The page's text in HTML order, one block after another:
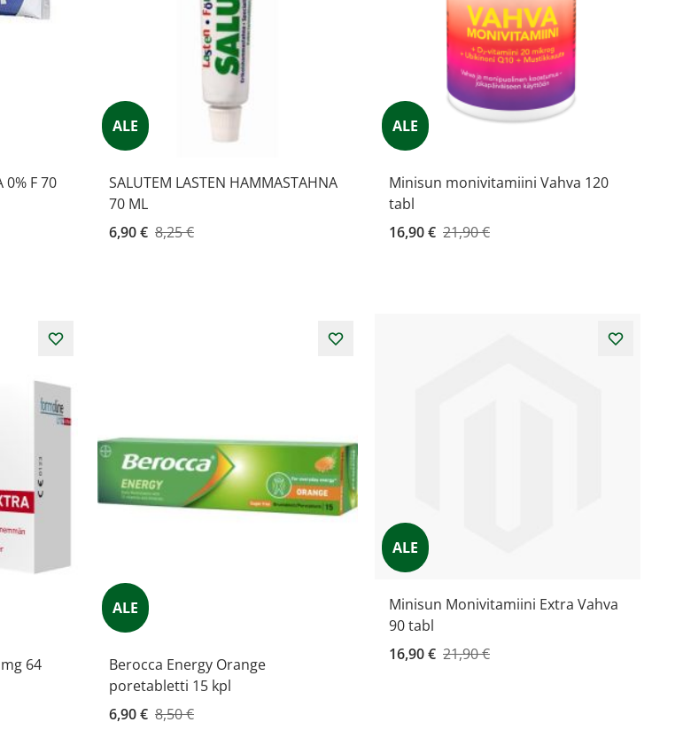
0% F 70
ALE
SALUTEM LASTEN HAMMASTAHNA
70 ML
Kampanjahinta
6,90 € 8,25 €
ALE
Minisun monivitamiini Vahva 120
tabl
Kampanjahinta
16,90 € 21,90 €
64
ALE
Berocca Energy Orange
poretabletti 15 kpl
Kampanjahinta
6,90 € 8,50 €
ALE
Minisun Monivitamiini Extra Vahva
90 tabl
Kampanjahinta
16,90 € 21,90 €